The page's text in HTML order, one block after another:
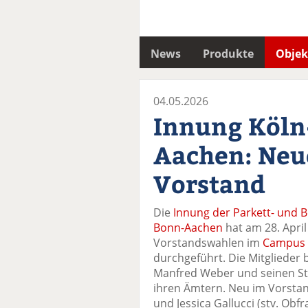
News Produkte
04.05.2026
Innung
Aachen:
Vorstand
Die Innung der Parkett- und
Bonn-Aachen hat am 28.
Vorstandswahlen im
durchgeführt. Die Mitglieder
Manfred Weber und seinen
ihren Ämtern. Neu im
und Jessica Gallucci (stv.